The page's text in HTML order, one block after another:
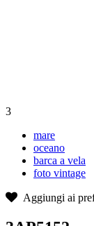
3
mare
oceano
barca a vela
foto vintage
Aggiungi ai